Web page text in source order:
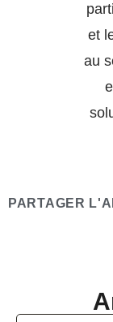
et
au
PARTAGER